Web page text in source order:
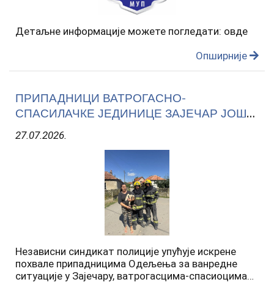
Детаљне информације можете погледати: овде
Опширније
ПРИПАДНИЦИ ВАТРОГАСНО-
СПАСИЛАЧКЕ ЈЕДИНИЦЕ ЗАЈЕЧАР ЈОШ
ПРОФЕСИОНАЛНОСТ
27.07.2026.
Независни синдикат полиције упућује искрене
похвале припадницима Одељења за ванредне
ситуације у Зајечару, ватрогасцима-спасиоцима